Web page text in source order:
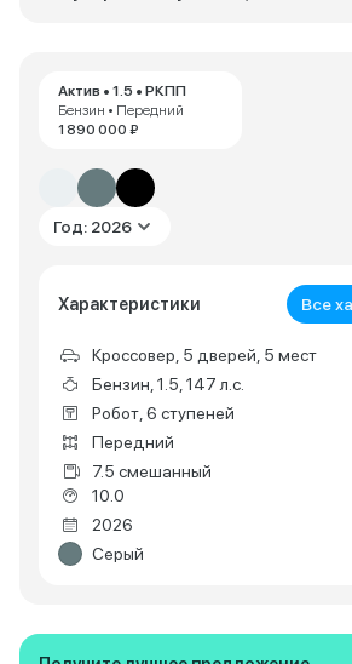
Актив • 1.5 • РКПП
Бензин • Передний
1 890 000 ₽
Год: 2026
Характеристики Все
Кроссовер, 5 дверей, 5 мест
Бензин, 1.5, 147 л.с.
Робот, 6 ступеней
Передний
7.5 смешанный
10.0
2026
Серый